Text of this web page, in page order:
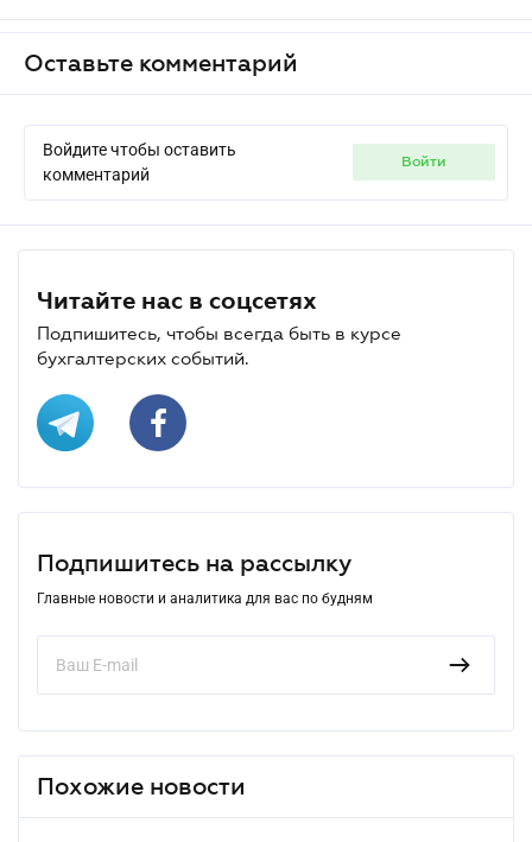
Оставьте комментарий
Войдите чтобы оставить
комментарий
войти
Читайте нас в соцсетях
Подпишитесь, чтобы всегда быть в курсе
бухгалтерских событий.
Подпишитесь на рассылку
Главные новости и аналитика для вас по будням
Похожие новости